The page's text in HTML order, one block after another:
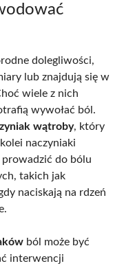
dolegliwości,
lub znajdują się w
wiele z nich
wywołać ból.
wątroby, który
naczyniaki
prowadzić do bólu
takich jak
naciskają na rdzeń
ból może być
interwencji